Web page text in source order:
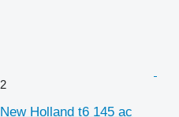
2
New Holland t6 145 ac